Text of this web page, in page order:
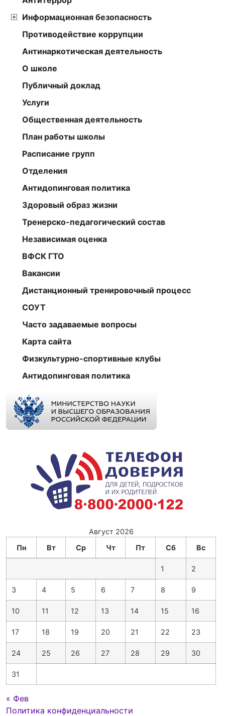
Информационная безопасность
Противодействие коррупции
Антинаркотическая деятельность
О школе
Публичный доклад
Услуги
Общественная деятельность
План работы школы
Расписание групп
Отделения
Антидопинговая политика
Здоровый образ жизни
Тренерско-педагогический состав
Независимая оценка
ВФСК ГТО
Вакансии
Дистанционный тренировочный процесс
СОУТ
Часто задаваемые вопросы
Карта сайта
Физкультурно-спортивные клубы
Антидопинговая политика
Август 2026
Пн
Вт Ср Чт Пт Сб Вс
1 2
3 4 5 6 7 8 9
10 11 12 13 14 15 16
17 18 19 20 21 22 23
24 25 26 27 28 29 30
31
« Фев
Политика конфиденциальности